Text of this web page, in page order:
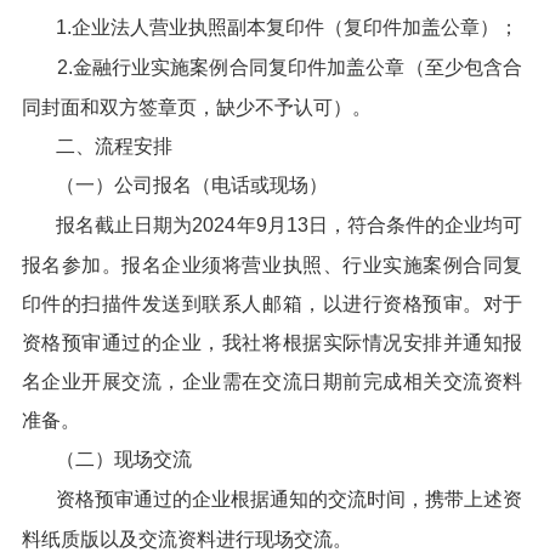
1.企业法人营业执照副本复印件（复印件加盖公章）；
2.金融行业实施案例合同复印件加盖公章（至少包含合
同封面和双方签章页，缺少不予认可）。
二、流程安排
（一）公司报名（电话或现场）
报名截止日期为2024年9月13日，符合条件的企业均可
报名参加。报名企业须将营业执照、行业实施案例合同复
印件的扫描件发送到联系人邮箱，以进行资格预审。对于
资格预审通过的企业，我社将根据实际情况安排并通知报
名企业开展交流，企业需在交流日期前完成相关交流资料
准备。
（二）现场交流
资格预审通过的企业根据通知的交流时间，携带上述资
料纸质版以及交流资料进行现场交流。